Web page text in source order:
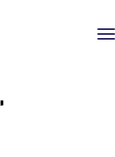
תפריט